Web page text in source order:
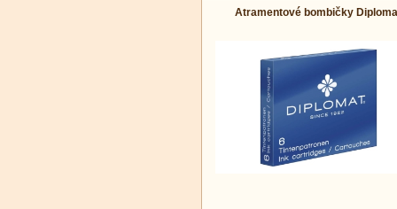
Atramentové bombičky